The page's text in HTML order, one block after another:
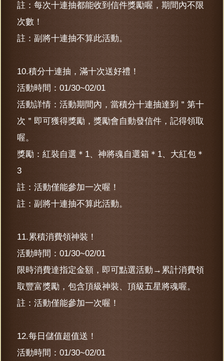
註：每次十連抽都能收到信件獎勵喔，期間內不限
次數！
註：副將十連抽不算此活動。
10.積分十連抽，滿十次送好禮！
活動時間：01/30~02/01
活動詳情：活動期間內，當積分十連抽達到＂第十
次＂即可獲得獎勵，獎勵會自動發信件，記得領取
喔。
獎勵：紅裝自選＊1、神將魂自選箱＊1、大紅包＊
3
註：活動僅能參加一次喔！
註：副將十連抽不算此活動。
11.累積消費領神裝！
活動時間：01/30~02/01
限時消費達指定金額，即可點選活動→累計消費領
取豐富獎勵，包含頂級神裝、頂級五星將魂喔。
註：活動僅能參加一次喔！
12.每日儲值超值送！
活動時間：01/30~02/01